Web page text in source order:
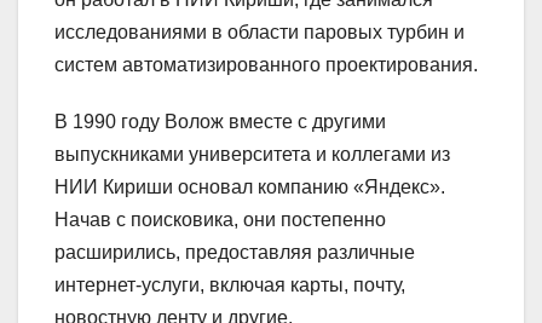
исследованиями в области паровых турбин и
систем автоматизированного проектирования.
В 1990 году Волож вместе с другими
выпускниками университета и коллегами из
НИИ Кириши основал компанию «Яндекс».
Начав с поисковика, они постепенно
расширились, предоставляя различные
интернет-услуги, включая карты, почту,
новостную ленту и другие.